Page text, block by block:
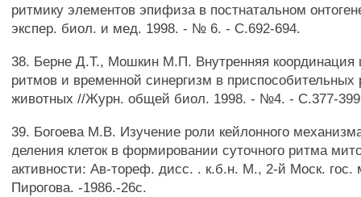
ритмику элементов эпифиза в постнатальном
экспер. биол. и мед. 1998. - № 6. - С.692-694.
38. Берне Д.Т., Мошкин М.П. Внутренняя координация
ритмов и временной синергизм в приспособительных
животных //Журн. общей биол. 1998. - №4. - С.377-
39. Богоева М.В. Изучение роли кейлонного
деления клеток в формировании суточного ритма
активности: Ав-тореф. дисс. . к.б.н. М., 2-й Моск.
Пирогова. -1986.-26с.